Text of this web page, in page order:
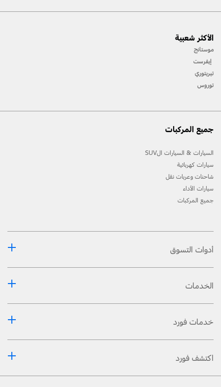
المسارات، واستخدام معدات السلامة المناسبة.
[2] لن تتوفّر جميع ميّزات المركبة في جميع الأسواق. اتصل بموزّع فورد المحلي للحصول على أحدث
الأكثر شعبية
موستانج
إيفرست
تيريتوري
توروس
جميع المركبات
السيارات & السيارات الSUV
سيارات كهربائية
شاحنات وعربات نقل
سيارات الأداء
جميع المركبات
أدوات التسوق
الخدمات
خدمات فورد
اكتشف فورد